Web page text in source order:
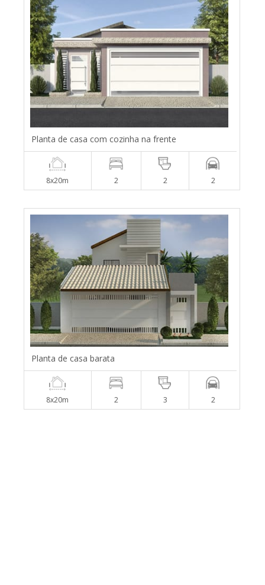
Planta de casa com cozinha na frente
8x20m 2 2 2
Planta de casa barata
8x20m 2 3 2